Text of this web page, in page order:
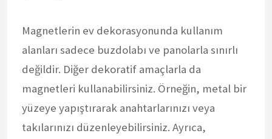
Magnetlerin ev dekorasyonunda kullanım
alanları sadece buzdolabı ve panolarla sınırlı
değildir. Diğer dekoratif amaçlarla da
magnetleri kullanabilirsiniz. Örneğin, metal bir
yüzeye yapıştırarak anahtarlarınızı veya
takılarınızı düzenleyebilirsiniz. Ayrıca,